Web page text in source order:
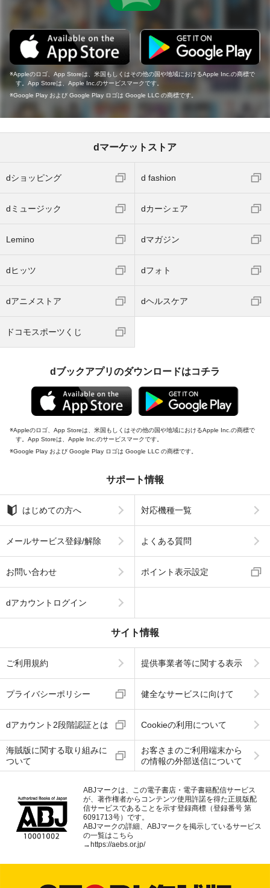
Appleのロゴ、App Storeは、米国もしくはその他の国や地域におけるApple Inc.の商標で
す。App Storeは、Apple Inc.のサービスマークです。
Google Play および Google Play ロゴは Google LLC の商標です。
dマーケットストア
dショッピング d fashion
dミュージック dカーシェア
Lemino dマガジン
dヒッツ dフォト
dアニメストア dヘルスケア
ドコモスポーツくじ
dブックアプリのダウンロードはコチラ
Appleのロゴ、App Storeは、米国もしくはその他の国や地域におけるApple Inc.の商標で
す。App Storeは、Apple Inc.のサービスマークです。
Google Play および Google Play ロゴは Google LLC の商標です。
サポート情報
はじめての方へ 対応機種一覧
メールサービス登録/解除 よくある質問
お問い合わせ ポイント表示設定
dアカウントログイン
サイト情報
ご利用規約 提供事業者等に関する表示
プライバシーポリシー 健全なサービスに向けて
dアカウント2段階認証とは Cookieの利用について
海賊版に関する取り組みに
ついて
お客さまのご利用端末から
の情報の外部送信について
ABJマークは、この電子書店・電子書籍配信サービス
が、著作権者からコンテンツ使用許諾を得た正規版配
信サービスであることを示す登録商標（登録番号 第
6091713号）です。
ABJマークの詳細、ABJマークを掲示しているサービス
の一覧はこちら
→ https://aebs.or.jp/